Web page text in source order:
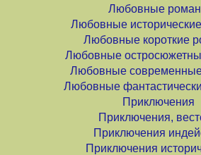
Любовные
Любовные
Любовные короткие
Любовные
Любовные
Любовные
Приключения
Приключения,
Приключения
Приключения